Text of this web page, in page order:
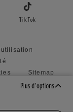
Plus d’options
TikTok
Sitemap
and Products